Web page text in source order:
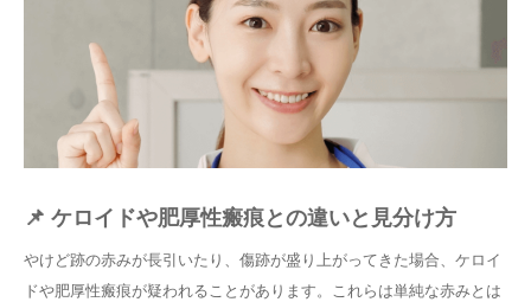
📌 ケロイドや肥厚性瘢痕との違いと見分け方
やけど跡の赤みが長引いたり、傷跡が盛り上がってきた場合、ケロイ
ドや肥厚性瘢痕が疑われることがあります。これらは単純な赤みとは